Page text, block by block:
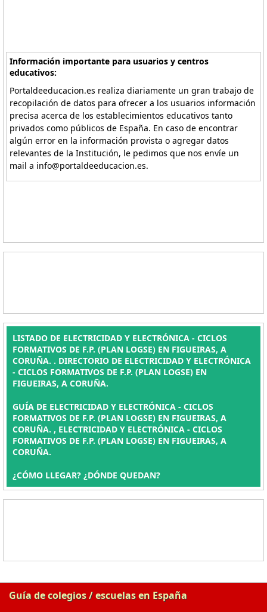
Información importante para usuarios y centros
educativos:
Portaldeeducacion.es realiza diariamente un gran trabajo de
recopilación de datos para ofrecer a los usuarios información
precisa acerca de los establecimientos educativos tanto
privados como públicos de España. En caso de encontrar
algún error en la información provista o agregar datos
relevantes de la Institución, le pedimos que nos envíe un
mail a info@portaldeeducacion.es.
LISTADO DE ELECTRICIDAD Y ELECTRÓNICA - CICLOS
FORMATIVOS DE F.P. (PLAN LOGSE) EN FIGUEIRAS, A
CORUÑA. . DIRECTORIO DE ELECTRICIDAD Y ELECTRÓNICA
- CICLOS FORMATIVOS DE F.P. (PLAN LOGSE) EN
FIGUEIRAS, A CORUÑA.
GUÍA DE ELECTRICIDAD Y ELECTRÓNICA - CICLOS
FORMATIVOS DE F.P. (PLAN LOGSE) EN FIGUEIRAS, A
CORUÑA. , ELECTRICIDAD Y ELECTRÓNICA - CICLOS
FORMATIVOS DE F.P. (PLAN LOGSE) EN FIGUEIRAS, A
CORUÑA.
¿CÓMO LLEGAR? ¿DÓNDE QUEDAN?
Guía de colegios / escuelas en España